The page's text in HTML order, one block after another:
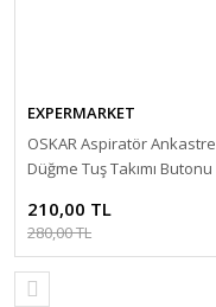
EXPERMARKET
OSKAR Aspiratör Ankastre
Düğme Tuş Takımı Butonu
210,00 TL
280,00 TL